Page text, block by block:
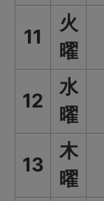
11
火
曜
12
水
曜
13
木
曜